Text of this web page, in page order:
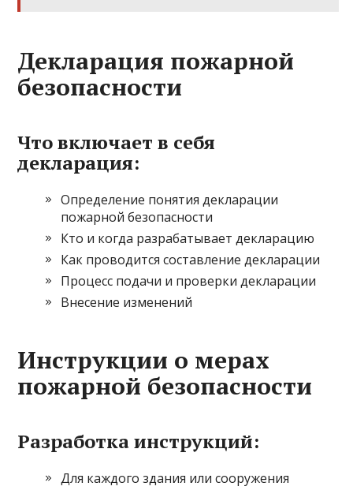
Декларация пожарной
безопасности
Что включает в себя
декларация:
Определение понятия декларации
пожарной безопасности
Кто и когда разрабатывает декларацию
Как проводится составление декларации
Процесс подачи и проверки декларации
Внесение изменений
Инструкции о мерах
пожарной безопасности
Разработка инструкций:
Для каждого здания или сооружения